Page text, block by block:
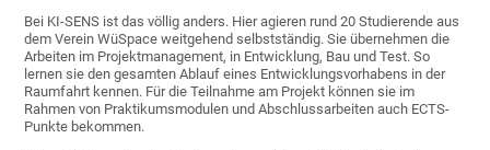
Bei KI-SENS ist das völlig anders. Hier agieren rund 20 Studierende aus
dem Verein WüSpace weitgehend selbstständig. Sie übernehmen die
Arbeiten im Projektmanagement, in Entwicklung, Bau und Test. So
lernen sie den gesamten Ablauf eines Entwicklungsvorhabens in der
Raumfahrt kennen. Für die Teilnahme am Projekt können sie im
Rahmen von Praktikumsmodulen und Abschlussarbeiten auch ECTS-
Punkte bekommen.